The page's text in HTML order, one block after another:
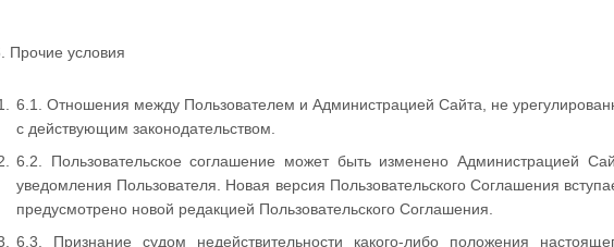
Прочие условия
6.1. Отношения между Пользователем и Администрацией Сайта, не
с действующим законодательством.
6.2. Пользовательское соглашение может быть изменено Администрацией
уведомления Пользователя. Новая версия Пользовательского Соглашения
предусмотрено новой редакцией Пользовательского Соглашения.
6.3. Признание судом недействительности какого-либо положения